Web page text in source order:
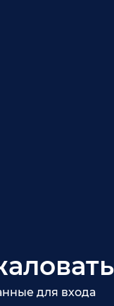
для входа